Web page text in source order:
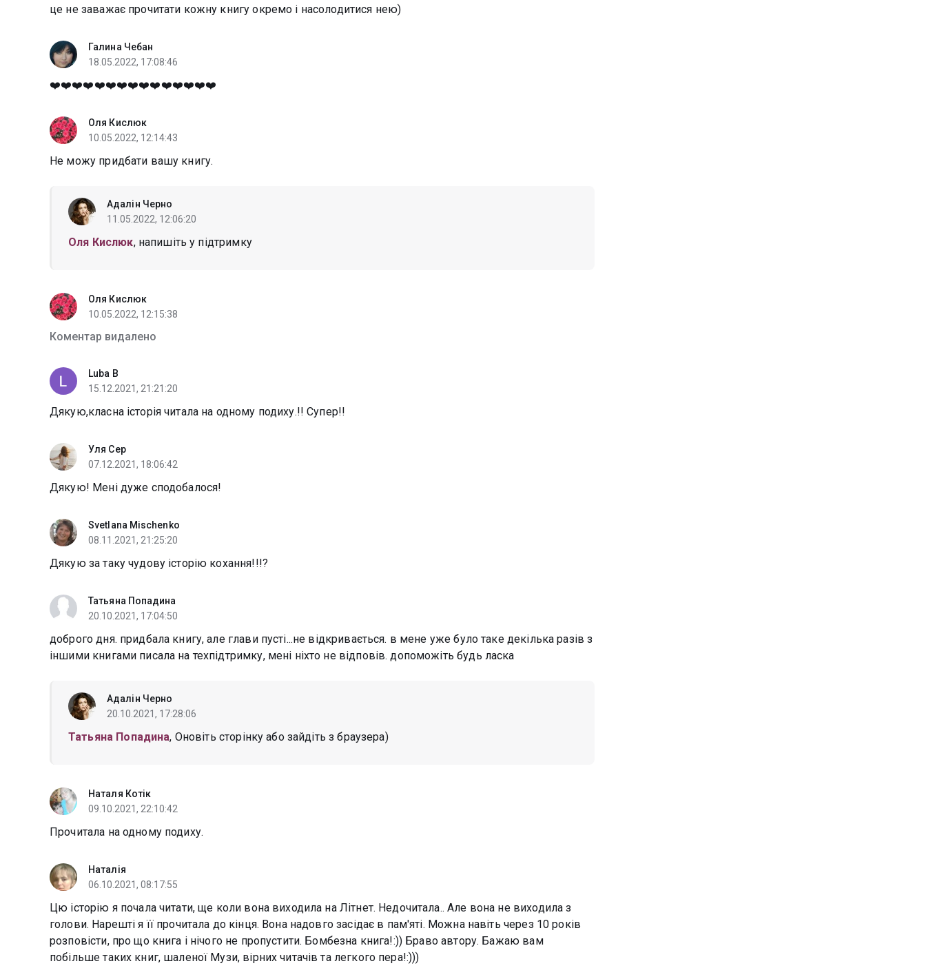
це не заважає прочитати кожну книгу окремо і насолодитися нею)
Галина Чебан
18.05.2022, 17:08:46
❤️❤️❤️❤️❤️❤️❤️❤️❤️❤️❤️❤️❤️❤️❤️
Оля Кислюк
10.05.2022, 12:14:43
Не можу придбати вашу книгу.
Адалін Черно
11.05.2022, 12:06:20
Оля Кислюк, напишіть у підтримку
Оля Кислюк
10.05.2022, 12:15:38
Коментар видалено
Luba B
15.12.2021, 21:21:20
Дякую,класна історія читала на одному подиху.!! Супер!!
Уля Сер
07.12.2021, 18:06:42
Дякую! Мені дуже сподобалося!
Svetlana Mischenko
08.11.2021, 21:25:20
Дякую за таку чудову історію кохання!!!?
Татьяна Попадина
20.10.2021, 17:04:50
доброго дня. придбала книгу, але глави пусті...не відкривається. в мене уже було таке декілька разів з
іншими книгами писала на техпідтримку, мені ніхто не відповів. допоможіть будь ласка
Адалін Черно
20.10.2021, 17:28:06
Татьяна Попадина, Оновіть сторінку або зайдіть з браузера)
Наталя Котік
09.10.2021, 22:10:42
Прочитала на одному подиху.
Наталія
06.10.2021, 08:17:55
Цю історію я почала читати, ще коли вона виходила на Літнет. Недочитала.. Але вона не виходила з
голови. Нарешті я її прочитала до кінця. Вона надовго засідає в пам'яті. Можна навіть через 10 років
розповісти, про що книга і нічого не пропустити. Бомбезна книга!:)) Браво автору. Бажаю вам
побільше таких книг, шаленої Музи, вірних читачів та легкого пера!:)))